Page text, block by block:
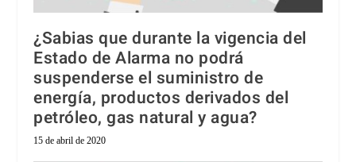
¿Sabias que durante la vigencia del
Estado de Alarma no podrá
suspenderse el suministro de
energía, productos derivados del
petróleo, gas natural y agua?
15 de abril de 2020